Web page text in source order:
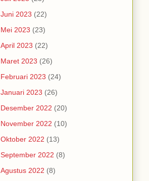
Juni 2023 (22)
Mei 2023 (23)
April 2023 (22)
Maret 2023 (26)
Februari 2023 (24)
Januari 2023 (26)
Desember 2022 (20)
November 2022 (10)
Oktober 2022 (13)
September 2022 (8)
Agustus 2022 (8)